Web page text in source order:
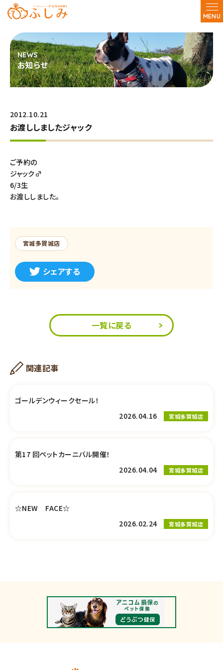
MENU
お知らせ
2012.10.21
お渡ししましたジャック
ご予約の
ジャック♂
6/3生
お渡ししました。
宮城多賀城店
シェアする
一覧に戻る
関連記事
ゴールデンウィークセール！
2026.04.16
宮城多賀城店
第17 回ペットカーニバル開催！
2026.04.04
宮城多賀城店
☆NEW FACE☆
2026.02.24
宮城多賀城店